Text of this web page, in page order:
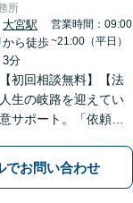
所
大宮駅
から徒歩
3分
営業時間：09:00
~21:00（平日）
初回相談無料】【法
生の岐路を迎えてい
サポート。「依頼者
／相続／企業法務／
故／労働問題など、
でお問い合わせ